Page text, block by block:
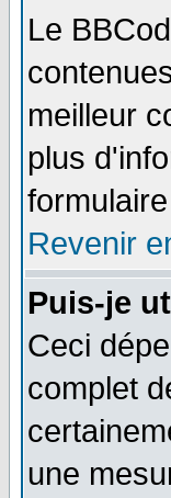
Le
meilleur
plus
Revenir
Puis-je
Ceci
complet
une